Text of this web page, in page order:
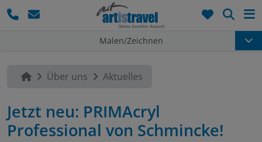
Malen/Zeichnen
Über uns Aktuelles
Jetzt neu: PRIMAcryl
Professional von Schmincke!